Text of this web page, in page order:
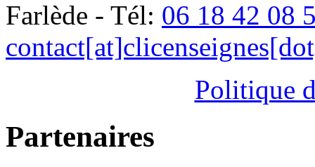
Farlède - Tél: 06 18 42 08
Politique
Partenaires